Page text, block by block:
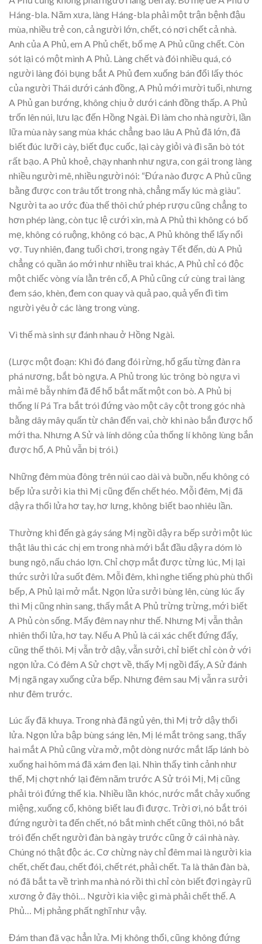
Háng-bla. Năm xưa, làng Háng-bla phải một trận bệnh đậu
mùa, nhiều trẻ con, cả người lớn, chết, có nơi chết cả nhà.
Anh của A Phủ, em A Phủ chết, bố mẹ A Phủ cũng chết. Còn
sót lại có một mình A Phủ. Làng chết và đói nhiều quá, có
người làng đói bụng bắt A Phủ đem xuống bán đổi lấy thóc
của người Thái dưới cánh đồng, A Phủ mới mười tuổi, nhưng
A Phủ gan bướng, không chịu ở dưới cánh đồng thấp. A Phủ
trốn lên núi, lưu lạc đến Hồng Ngài. Đi làm cho nhà người, lần
lữa mùa này sang mùa khác chẳng bao lâu A Phủ đã lớn, đã
biết đúc lưỡi cày, biết đục cuốc, lại cày giỏi và đi săn bò tót
rất bạo. A Phủ khoẻ, chạy nhanh như ngựa, con gái trong làng
nhiều người mê, nhiều người nói: “Đứa nào được A Phủ cũng
bằng được con trâu tốt trong nhà, chẳng mấy lúc mà giàu”.
Người ta ao ước đùa thế thôi chứ phép rượu cũng chẳng to
hơn phép làng, còn tục lệ cưới xin, mà A Phủ thì không có bố
mẹ, không có ruộng, không có bạc, A Phủ không thể lấy nổi
vợ. Tuy nhiên, đang tuổi chơi, trong ngày Tết đến, dù A Phủ
chẳng có quần áo mới như nhiều trai khác, A Phủ chỉ có độc
một chiếc vòng vía lằn trên cổ, A Phủ cũng cứ cùng trai làng
đem sáo, khèn, đem con quay và quả pao, quả yến đi tìm
người yêu ở các làng trong vùng.
Vì thế mà sinh sự đánh nhau ở Hồng Ngài.
(Lược một đoạn: Khi đó đang đói rừng, hổ gấu từng đàn ra
phá nương, bắt bò ngựa. A Phủ trong lúc trông bò ngựa vì
mải mê bẫy nhím đã để hổ bắt mất một con bò. A Phủ bị
thống lí Pá Tra bắt trói đứng vào một cây cột trong góc nhà
bằng dây mây quấn từ chân đến vai, chờ khi nào bắn được hổ
mới tha. Nhưng A Sử và lính dõng của thống lí không lùng bắn
được hổ, A Phủ vẫn bị trói.)
Những đêm mùa đông trên núi cao dài và buồn, nếu không có
bếp lửa sưởi kia thì Mị cũng đến chết héo. Mỗi đêm, Mị đã
dậy ra thổi lửa hơ tay, hơ lưng, không biết bao nhiêu lần.
Thường khi đến gà gáy sáng Mị ngồi dậy ra bếp sưởi một lúc
thật lâu thì các chị em trong nhà mới bắt đầu dậy ra dóm lò
bung ngô, nấu cháo lợn. Chỉ chợp mắt được từng lúc, Mị lại
thức sưởi lửa suốt đêm. Mỗi đêm, khi nghe tiếng phù phù thổi
bếp, A Phủ lại mở mắt. Ngọn lửa sưởi bùng lên, cùng lúc ấy
thì Mị cũng nhìn sang, thấy mắt A Phủ trừng trừng, mới biết
A Phủ còn sống. Mấy đêm nay như thế. Nhưng Mị vẫn thản
nhiên thổi lửa, hơ tay. Nếu A Phủ là cái xác chết đứng đấy,
cũng thế thôi. Mị vẫn trở dậy, vẫn sưởi, chỉ biết chỉ còn ở với
ngọn lửa. Có đêm A Sử chợt về, thấy Mị ngồi đấy, A Sử đánh
Mị ngã ngay xuống cửa bếp. Nhưng đêm sau Mị vẫn ra sưởi
như đêm trước.
Lúc ấy đã khuya. Trong nhà đã ngủ yên, thì Mị trở dậy thổi
lửa. Ngọn lửa bập bùng sáng lên, Mị lé mắt trông sang, thấy
hai mắt A Phủ cũng vừa mở, một dòng nước mắt lấp lánh bò
xuống hai hõm má đã xám đen lại. Nhìn thấy tình cảnh như
thế, Mị chợt nhớ lại đêm năm trước A Sử trói Mị, Mị cũng
phải trói đứng thế kia. Nhiều lần khóc, nước mắt chảy xuống
miệng, xuống cổ, không biết lau đi được. Trời ơi, nó bắt trói
đứng người ta đến chết, nó bắt mình chết cũng thôi, nó bắt
trói đến chết người đàn bà ngày trước cũng ở cái nhà này.
Chúng nó thật độc ác. Cơ chừng này chỉ đêm mai là người kia
chết, chết đau, chết đói, chết rét, phải chết. Ta là thân đàn bà,
nó đã bắt ta về trình ma nhà nó rồi thì chỉ còn biết đợi ngày rũ
xương ở đây thôi… Người kia việc gì mà phải chết thế. A
Phủ… Mị phảng phất nghĩ như vậy.
Đám than đã vạc hẳn lửa. Mị không thổi, cũng không đứng